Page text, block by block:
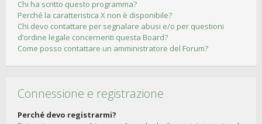
Chi ha scritto questo programma?
Perché la caratteristica X non è disponibile?
Chi devo contattare per segnalare abusi e/o per questioni
d’ordine legale concernenti questa Board?
Come posso contattare un amministratore del Forum?
Connessione e registrazione
Perché devo registrarmi?